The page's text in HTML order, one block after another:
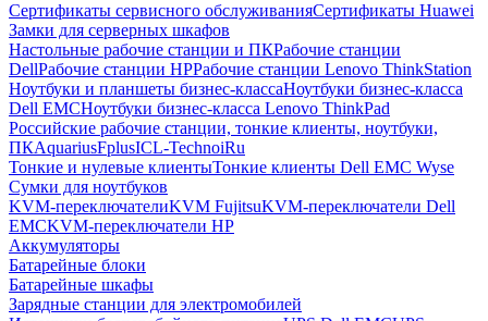
Сертификаты сервисного обслуживанияСертификаты Huawei
Замки для серверных шкафов
Настольные рабочие станции и ПКРабочие станции
DellРабочие станции HPРабочие станции Lenovo ThinkStation
Ноутбуки и планшеты бизнес-классаНоутбуки бизнес-класса
Dell EMCНоутбуки бизнес-класса Lenovo ThinkPad
Российские рабочие станции, тонкие клиенты, ноутбуки,
ПКAquariusFplusICL-TechnoiRu
Тонкие и нулевые клиентыТонкие клиенты Dell EMC Wyse
Сумки для ноутбуков
KVM-переключателиKVM FujitsuKVM-переключатели Dell
EMCKVM-переключатели HP
Аккумуляторы
Батарейные блоки
Батарейные шкафы
Зарядные станции для электромобилей